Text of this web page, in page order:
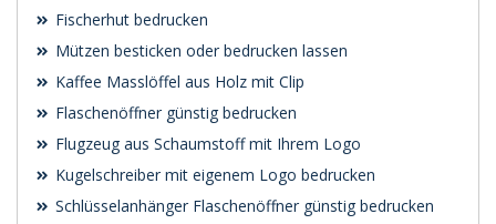
Fischerhut bedrucken
Mützen besticken oder bedrucken lassen
Kaffee Masslöffel aus Holz mit Clip
Flaschenöffner günstig bedrucken
Flugzeug aus Schaumstoff mit Ihrem Logo
Kugelschreiber mit eigenem Logo bedrucken
Schlüsselanhänger Flaschenöffner günstig bedrucken